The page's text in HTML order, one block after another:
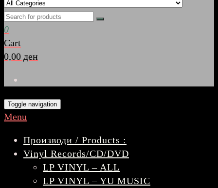
0
Cart
0,00 ден
Toggle navigation
Menu
Производи / Products :
Vinyl Records/CD/DVD
LP VINYL – ALL
LP VINYL – YU MUSIC